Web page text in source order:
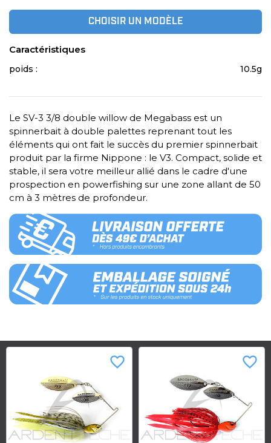
CHOISIR UN MODÈLE
Caractéristiques
poids : 10.5g
Le SV-3 3/8 double willow de Megabass est un
spinnerbait à double palettes reprenant tout les
éléments qui ont fait le succès du premier spinnerbait
produit par la firme Nippone : le V3. Compact, solide et
stable, il sera votre meilleur allié dans le cadre d'une
prospection en powerfishing sur une zone allant de 50
cm à 3 mètres de profondeur.
favorite_border favorite_border